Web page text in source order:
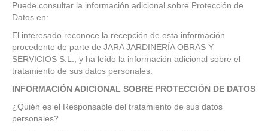
Puede consultar la información adicional sobre Protección de
Datos en:
El interesado reconoce la recepción de esta información
procedente de parte de JARA JARDINERÍA OBRAS Y
SERVICIOS S.L., y ha leído la información adicional sobre el
tratamiento de sus datos personales.
INFORMACIÓN ADICIONAL SOBRE PROTECCIÓN DE DATOS
¿Quién es el Responsable del tratamiento de sus datos
personales?